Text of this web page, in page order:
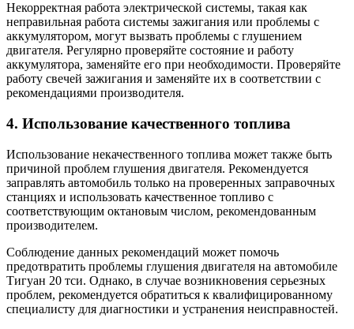
Некорректная работа электрической системы, такая как
неправильная работа системы зажигания или проблемы с
аккумулятором, могут вызвать проблемы с глушением
двигателя. Регулярно проверяйте состояние и работу
аккумулятора, заменяйте его при необходимости. Проверяйте
работу свечей зажигания и заменяйте их в соответствии с
рекомендациями производителя.
4. Использование качественного топлива
Использование некачественного топлива может также быть
причиной проблем глушения двигателя. Рекомендуется
заправлять автомобиль только на проверенных заправочных
станциях и использовать качественное топливо с
соответствующим октановым числом, рекомендованным
производителем.
Соблюдение данных рекомендаций может помочь
предотвратить проблемы глушения двигателя на автомобиле
Тигуан 20 тси. Однако, в случае возникновения серьезных
проблем, рекомендуется обратиться к квалифицированному
специалисту для диагностики и устранения неисправностей.